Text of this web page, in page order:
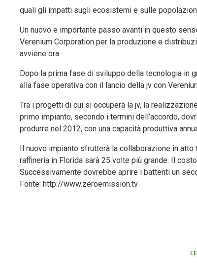
quali gli impatti sugli ecosistemi e sulle
Un nuovo e importante passo avanti in questo
Verenium Corporation per la produzione e
avviene ora.
Dopo la prima fase di sviluppo della tecnologia in
alla fase operativa con il lancio della jv con
Tra i progetti di cui si occuperà la jv, la
primo impianto, secondo i termini dell’accordo,
produrre nel 2012, con una capacità produttiva
Il nuovo impianto sfrutterà la collaborazione in atto
raffineria in Florida sarà 25 volte più grande. Il
Successivamente dovrebbe aprire i battenti un
Fonte: http://www.zeroemission.tv